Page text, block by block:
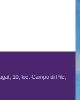
10, loc. Campo di Pile,